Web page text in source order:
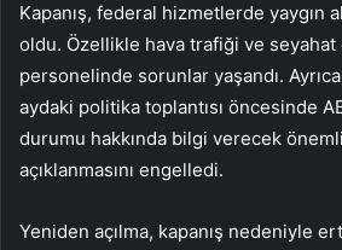
Kapanış, federal hizmetlerde yaygın
oldu. Özellikle hava trafiği ve
personelinde sorunlar yaşandı.
aydaki politika toplantısı öncesinde
durumu hakkında bilgi verecek
açıklanmasını engelledi.
Yeniden açılma, kapanış nedeniyle